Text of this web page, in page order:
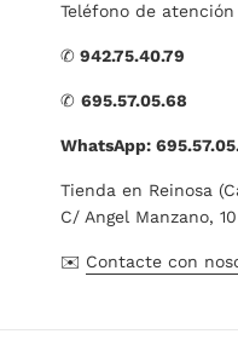
Teléfono de
✆ 942.75.40.79
✆ 695.57.05.68
WhatsApp:
Tienda en Reinosa
C/ Angel Manzano, 10
✉️ Contacte con